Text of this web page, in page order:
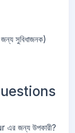
সুবিধাজনক)
জন্য উপকারী?